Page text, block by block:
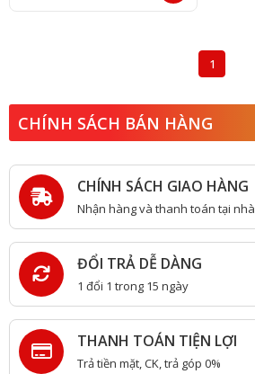
1
CHÍNH SÁCH BÁN HÀNG
CHÍNH SÁCH GIAO HÀNG
Nhận hàng và thanh toán tại nhà
ĐỔI TRẢ DỄ DÀNG
1 đổi 1 trong 15 ngày
THANH TOÁN TIỆN LỢI
Trả tiền mặt, CK, trả góp 0%